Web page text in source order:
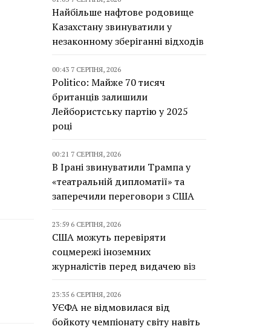
Найбільше нафтове родовище
Казахстану звинуватили у
незаконному зберіганні відходів
00:43 7 СЕРПНЯ, 2026
Politico: Майже 70 тисяч
британців залишили
Лейбористську партію у 2025
році
00:21 7 СЕРПНЯ, 2026
В Ірані звинуватили Трампа у
«театральній дипломатії» та
заперечили переговори з США
23:59 6 СЕРПНЯ, 2026
США можуть перевіряти
соцмережі іноземних
журналістів перед видачею віз
23:35 6 СЕРПНЯ, 2026
УЄФА не відмовилася від
бойкоту чемпіонату світу навіть